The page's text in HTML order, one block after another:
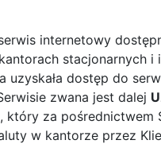
internetowy
stacjonarnych i
uzyskała dostęp do
zwana jest dalej
który za pośrednictwem
w kantorze przez